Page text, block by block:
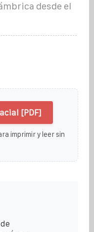
desde el
[PDF]
imprimir y leer sin